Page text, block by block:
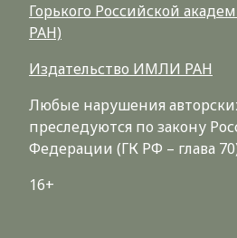
Горького Российской
РАН)
Издательство ИМЛИ РАН
Любые нарушения
преследуются по закону
Федерации (ГК РФ – глава
16+